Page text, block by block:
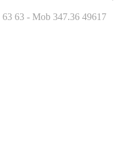
63 - Mob 347.36 49617